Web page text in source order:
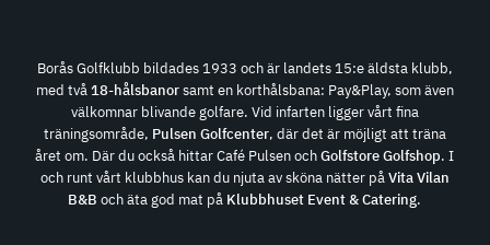
Borås Golfklubb bildades 1933 och är landets 15:e äldsta klubb,
med två18-hålsbanorsamt en korthålsbana: Pay&Play, som även
välkomnar blivande golfare. Vid infarten ligger vårt fina
träningsområde, Pulsen Golfcenter, där det är möjligt att träna
året om. Där du också hittar Café Pulsen ochGolfstore Golfshop. I
och runt vårt klubbhus kan du njuta av sköna nätter påVita Vilan
B&B och äta god mat på Klubbhuset Event & Catering.